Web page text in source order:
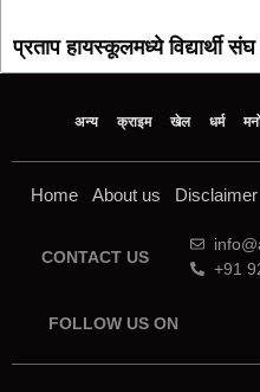
प्रताप हायस्कूलमध्ये विद्यार्थी
अन्य क्राइम खेल धर्म
Home About us Disclaimer
CONTACT US
+91
FOLLOW US ON